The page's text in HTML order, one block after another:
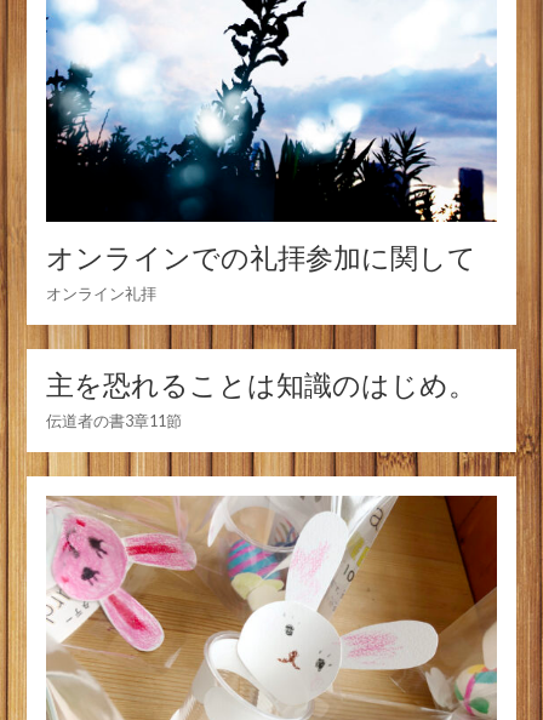
オンラインでの礼拝参加に関して
オンライン礼拝
主を恐れることは知識のはじめ。
伝道者の書3章11節